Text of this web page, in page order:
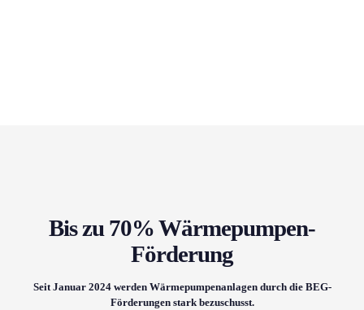
Bis zu 70% Wärmepumpen-
Förderung
Seit Januar 2024 werden Wärmepumpenanlagen durch die BEG-
Förderungen stark bezuschusst.